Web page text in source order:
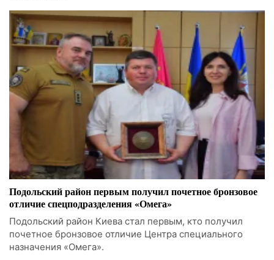
Подольский район первым получил почетное бронзовое
отличие спецподразделения «Омега»
Подольский район Киева стал первым, кто получил
почетное бронзовое отличие Центра специального
назначения «Омега».